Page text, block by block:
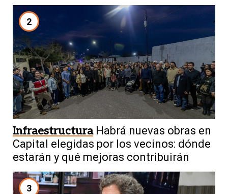
2
Infraestructura Habrá nuevas obras en
Capital elegidas por los vecinos: dónde
estarán y qué mejoras contribuirán
3